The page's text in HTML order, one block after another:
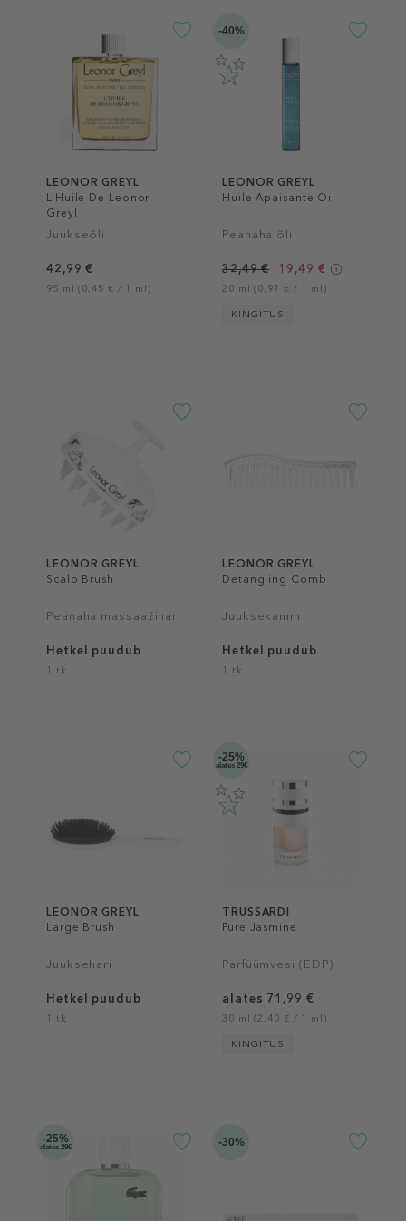
LEONOR GREYL
L‘Huile De Leonor
Greyl
Juukseõli
42,99 €
95 ml (0,45 € / 1 ml)
-40%
LEONOR GREYL
Huile Apaisante Oil
Peanaha õli
32,49 € 19,49 €
20 ml (0,97 € / 1 ml)
KINGITUS
LEONOR GREYL
Scalp Brush
Peanaha massaažihari
Hetkel puudub
1 tk
LEONOR GREYL
Detangling Comb
Juuksekamm
Hetkel puudub
1 tk
LEONOR GREYL
Large Brush
Juuksehari
Hetkel puudub
1 tk
-25%
alates 29€
TRUSSARDI
Pure Jasmine
Parfüümvesi (EDP)
alates 71,99 €
30 ml (2,40 € / 1 ml)
KINGITUS
-25%
alates 29€ -30%